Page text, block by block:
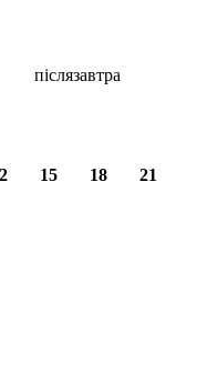
післязавтра
15 18 21